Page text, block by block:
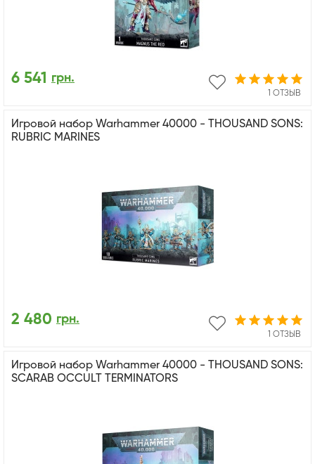
1 ОТЗЫВ
6 541 грн.
Игровой набор Warhammer 40000 - THOUSAND SONS:
RUBRIC MARINES
1 ОТЗЫВ
2 480 грн.
Игровой набор Warhammer 40000 - THOUSAND SONS:
SCARAB OCCULT TERMINATORS